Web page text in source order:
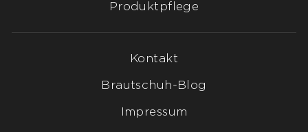
Produktpflege
Kontakt
Brautschuh-Blog
Impressum